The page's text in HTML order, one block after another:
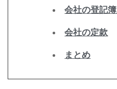
会社の登記
会社の定款
まとめ